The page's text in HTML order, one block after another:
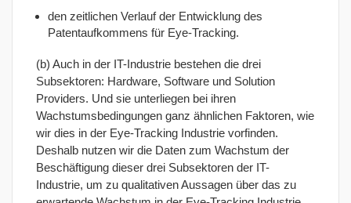
den zeitlichen Verlauf der Entwicklung des
Patentaufkommens für Eye-Tracking.
(b) Auch in der IT-Industrie bestehen die drei
Subsektoren: Hardware, Software und Solution
Providers. Und sie unterliegen bei ihren
Wachstumsbedingungen ganz ähnlichen Faktoren, wie
wir dies in der Eye-Tracking Industrie vorfinden.
Deshalb nutzen wir die Daten zum Wachstum der
Beschäftigung dieser drei Subsektoren der IT-
Industrie, um zu qualitativen Aussagen über das zu